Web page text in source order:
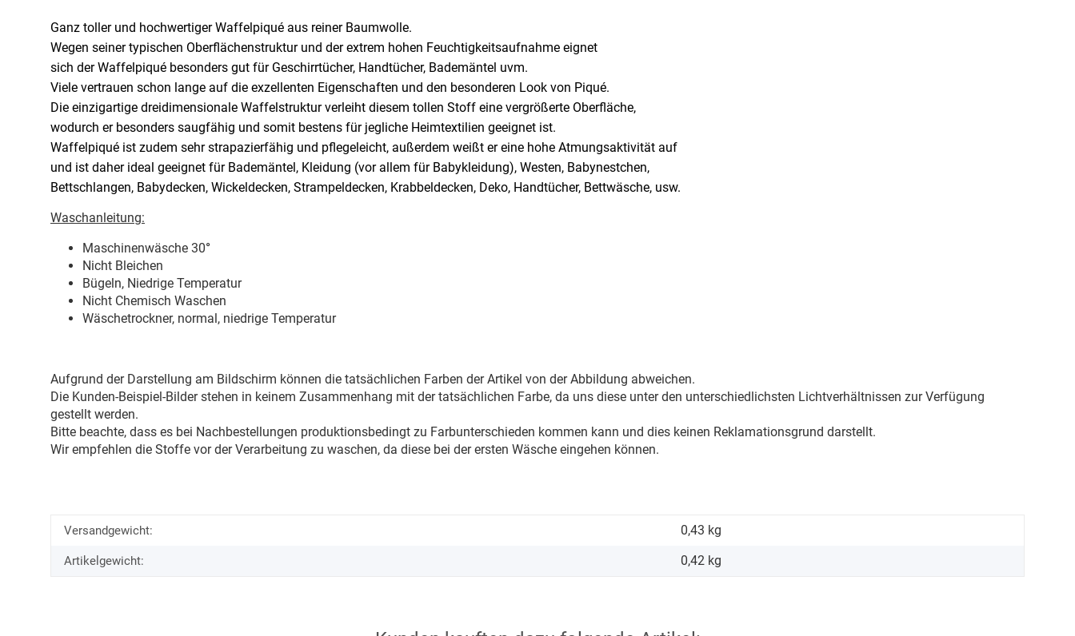
Ganz toller und hochwertiger Waffelpiqué aus reiner Baumwolle.
Wegen seiner typischen Oberflächenstruktur und der extrem hohen Feuchtigkeitsaufnahme eignet
sich der Waffelpiqué besonders gut für Geschirrtücher, Handtücher, Bademäntel uvm.
Viele vertrauen schon lange auf die exzellenten Eigenschaften und den besonderen Look von Piqué.
Die einzigartige dreidimensionale Waffelstruktur verleiht diesem tollen Stoff eine vergrößerte Oberfläche,
wodurch er besonders saugfähig und somit bestens für jegliche Heimtextilien geeignet ist.
Waffelpiqué ist zudem sehr strapazierfähig und pflegeleicht, außerdem weißt er eine hohe Atmungsaktivität auf
und ist daher ideal geeignet für Bademäntel, Kleidung (vor allem für Babykleidung), Westen, Babynestchen,
Bettschlangen, Babydecken, Wickeldecken, Strampeldecken, Krabbeldecken, Deko, Handtücher, Bettwäsche, usw.
Waschanleitung:
Maschinenwäsche 30°
Nicht Bleichen
Bügeln, Niedrige Temperatur
Nicht Chemisch Waschen
Wäschetrockner, normal, niedrige Temperatur
Aufgrund der Darstellung am Bildschirm können die tatsächlichen Farben der Artikel von der Abbildung abweichen.
Die Kunden-Beispiel-Bilder stehen in keinem Zusammenhang mit der tatsächlichen Farbe, da uns diese unter den unterschiedlichsten Lichtverhältnissen zur Verfügung
gestellt werden.
Bitte beachte, dass es bei Nachbestellungen produktionsbedingt zu Farbunterschieden kommen kann und dies keinen Reklamationsgrund darstellt.
Wir empfehlen die Stoffe vor der Verarbeitung zu waschen, da diese bei der ersten Wäsche eingehen können.
Versandgewicht: 0,43 kg
Artikelgewicht: 0,42 kg